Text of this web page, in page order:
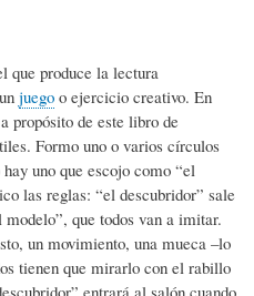
que produce la lectura
juego o ejercicio creativo. En
propósito de este libro de
Formo uno o varios círculos
uno que escojo como “el
las reglas: “el descubridor” sale
que todos van a imitar.
un movimiento, una mueca –lo
tienen que mirarlo con el rabillo
entrará al salón cuando